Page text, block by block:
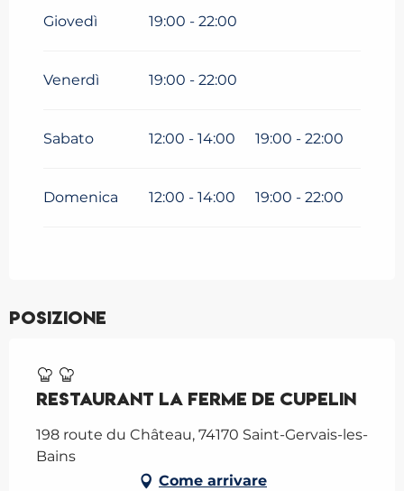
Giovedì 19:00 - 22:00
Venerdì 19:00 - 22:00
Sabato 12:00 - 14:00 19:00 - 22:00
Domenica 12:00 - 14:00 19:00 - 22:00
Posizione
Restaurant La Ferme de Cupelin
198 route du Château, 74170 Saint-Gervais-les-
Bains
Come arrivare